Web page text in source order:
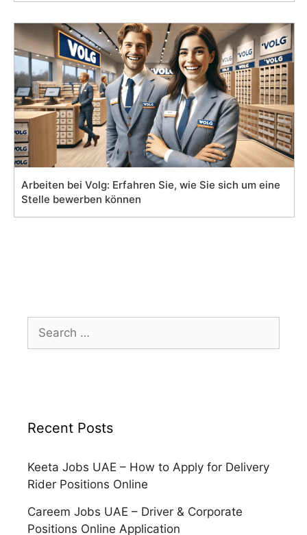
Arbeiten bei Volg: Erfahren Sie, wie Sie sich um eine
Stelle bewerben können
for:
Recent Posts
Keeta Jobs UAE – How to Apply for Delivery
Rider Positions Online
Careem Jobs UAE – Driver & Corporate
Positions Online Application